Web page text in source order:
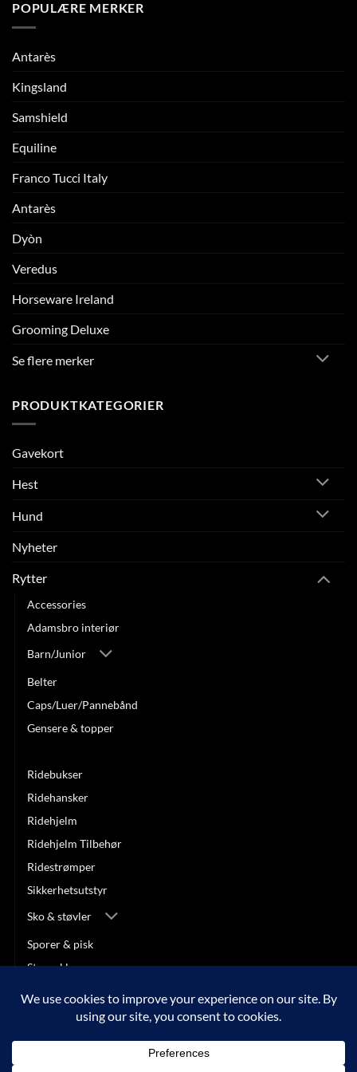
POPULÆRE MERKER
Antarès
Kingsland
Samshield
Equiline
Franco Tucci Italy
Antarès
Dyòn
Veredus
Horseware Ireland
Grooming Deluxe
Se flere merker
PRODUKTKATEGORIER
Gavekort
Hest
Hund
Nyheter
Rytter
Accessories
Adamsbro interiør
Barn/Junior
Belter
Caps/Luer/Pannebånd
Gensere & topper
Ridebukser
Ridehansker
Ridehjelm
Ridehjelm Tilbehør
Ridestrømper
Sikkerhetsutstyr
Sko & støvler
Sporer & pisk
Stevneklær
SALG
Vipps